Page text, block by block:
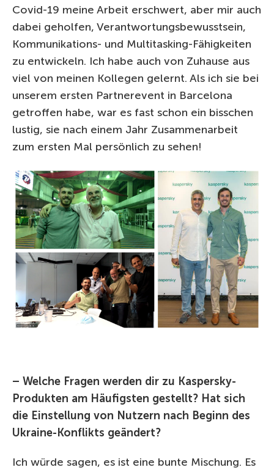
Covid-19 meine Arbeit erschwert, aber mir auch
dabei geholfen, Verantwortungsbewusstsein,
Kommunikations- und Multitasking-Fähigkeiten
zu entwickeln. Ich habe auch von Zuhause aus
viel von meinen Kollegen gelernt. Als ich sie bei
unserem ersten Partnerevent in Barcelona
getroffen habe, war es fast schon ein bisschen
lustig, sie nach einem Jahr Zusammenarbeit
zum ersten Mal persönlich zu sehen!
– Welche Fragen werden dir zu Kaspersky-
Produkten am Häufigsten gestellt? Hat sich
die Einstellung von Nutzern nach Beginn des
Ukraine-Konflikts geändert?
Ich würde sagen, es ist eine bunte Mischung. Es